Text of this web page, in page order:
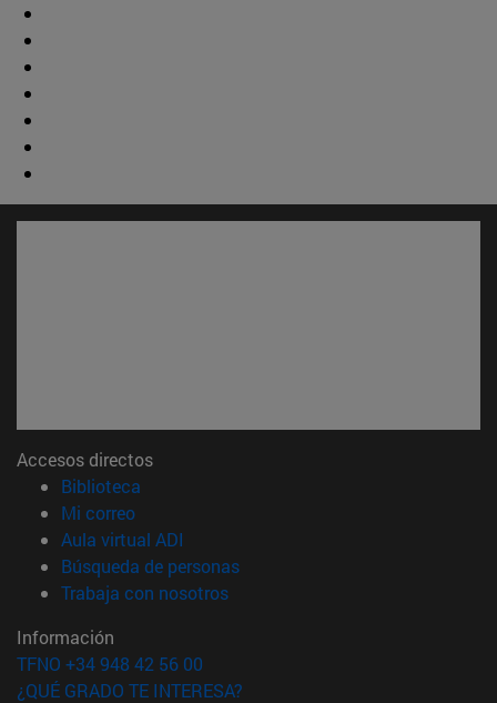
Accesos directos
Biblioteca
Mi correo(abre en nueva ventana)
Aula virtual ADI
Búsqueda de personas(abre en nueva ventana)
Trabaja con nosotros(abre en nueva ventana)
Información
TFNO +34 948 42 56 00
¿QUÉ GRADO TE INTERESA?